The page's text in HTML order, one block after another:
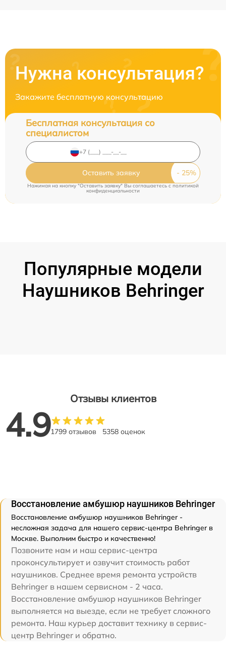
Нужна консультация?
Закажите бесплатную консультацию
Бесплатная консультация со
специалистом
Оставить заявку
Нажимая на кнопку "Оставить заявку" Вы соглашаетесь cполитикой
конфиденциальности
Популярные модели
Наушников Behringer
Отзывы клиентов
4.91799 отзывов 5358 оценок
Восстановление амбушюр наушников Behringer
Восстановление амбушюр наушников Behringer -
несложная задача для нашего сервис-центра Behringer в
Москве. Выполним быстро и качественно!
Позвоните нам и наш сервис-центра
проконсультирует и озвучит стоимость работ
наушников. Среднее время ремонта устройств
Behringer в нашем сервисном - 2 часа.
Восстановление амбушюр наушников Behringer
выполняется на выезде, если не требует сложного
ремонта. Наш курьер доставит технику в сервис-
центр Behringer и обратно.